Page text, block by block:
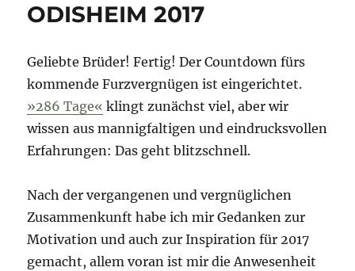
ODISHEIM 2017
Geliebte Brüder! Fertig! Der Countdown fürs
kommende Furzvergnügen ist eingerichtet.
»286 Tage« klingt zunächst viel, aber wir
wissen aus mannigfaltigen und eindrucksvollen
Erfahrungen: Das geht blitzschnell.
Nach der vergangenen und vergnüglichen
Zusammenkunft habe ich mir Gedanken zur
Motivation und auch zur Inspiration für 2017
gemacht, allem voran ist mir die Anwesenheit